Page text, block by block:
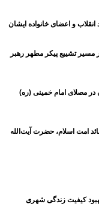
و اعضای خانواده ایشان
تشییع پیکر مطهر رهبر
در مصلای امام خمینی (ره)
امت اسلام، حضرت آیت‌الله
کیفیت زندگی شهری